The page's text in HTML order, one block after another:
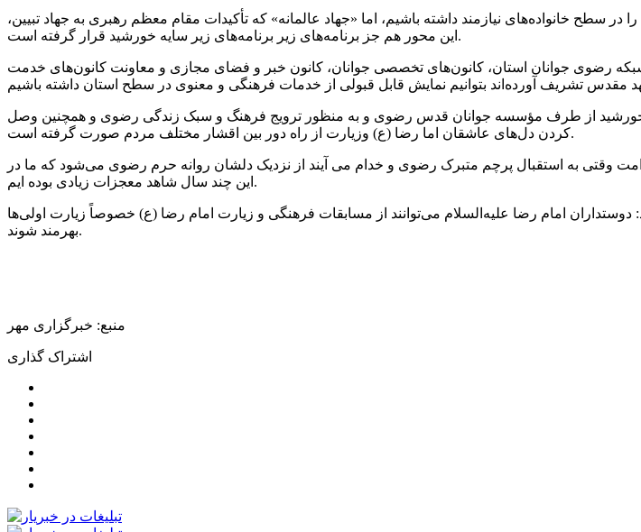
خانواده‌های نیازمند داشته باشیم، اما «جهاد عالمانه» که تأکیدات مقام معظم رهبری به جهاد تبیین،
این محور هم جز برنامه‌های زیر برنامه‌های زیر سایه خورشید قرار گرفته است.
رضوی جوانان استان، کانون‌های تخصصی جوانان، کانون خبر و فضای مجازی و معاونت کانون‌های خدمت
از طرف مؤسسه جوانان قدس رضوی و به منظور ترویج فرهنگ و سبک زندگی رضوی و همچنین وصل
کردن دل‌های عاشقان اما رضا (ع) وزیارت از راه دور بین اقشار مختلف مردم صورت گرفته است.
وقتی به استقبال پرچم متبرک رضوی و خدام می آیند از نزدیک دلشان روانه حرم رضوی می‌شود که ما در
این چند سال شاهد معجزات زیادی بوده ایم .
دوستداران امام رضا علیه‌السلام می‌توانند از مسابقات فرهنگی و زیارت امام رضا (ع) خصوصاً زیارت اولی‌ها
بهرمند شوند.
منبع: خبرگزاری مهر
اشتراک گذاری